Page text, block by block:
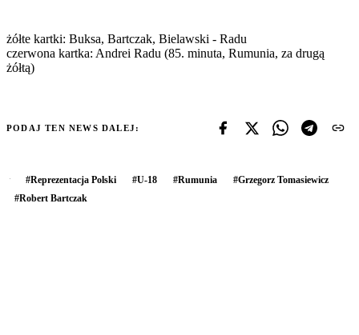
żółte kartki: Buksa, Bartczak, Bielawski - Radu
czerwona kartka: Andrei Radu (85. minuta, Rumunia, za drugą
żółtą)
PODAJ TEN NEWS DALEJ:
#Reprezentacja Polski #U-18 #Rumunia #Grzegorz Tomasiewicz
#Robert Bartczak